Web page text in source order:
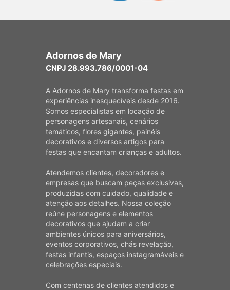
Adornos de Mary
CNPJ 28.993.786/0001-04
A Adornos de Mary transforma festas em
experiências inesquecíveis desde 2016.
Somos especialistas em locação de
personagens artesanais, cenários
temáticos, flores gigantes, painéis
decorativos e diversos artigos para
festas que encantam crianças e adultos.
Atendemos clientes, decoradores e
empresas que buscam peças exclusivas,
produzidas com cuidado, qualidade e
atenção aos detalhes. Nossa coleção
reúne personagens e elementos
decorativos que ajudam a criar
ambientes únicos para aniversários,
eventos corporativos, chás revelação,
festas infantis, espaços instagramáveis e
celebrações especiais.
Com centenas de clientes atendidos e